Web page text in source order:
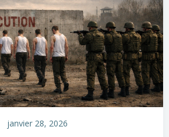
janvier 28, 2026